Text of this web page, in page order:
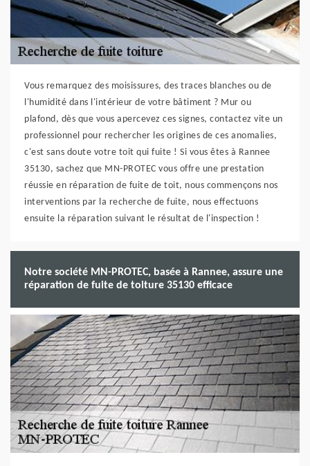
Vous remarquez des moisissures, des traces blanches ou de
l'humidité dans l'intérieur de votre bâtiment ? Mur ou
plafond, dès que vous apercevez ces signes, contactez vite un
professionnel pour rechercher les origines de ces anomalies,
c'est sans doute votre toit qui fuite ! Si vous êtes à Rannee
35130, sachez que MN-PROTEC vous offre une prestation
réussie en réparation de fuite de toit, nous commençons nos
interventions par la recherche de fuite, nous effectuons
ensuite la réparation suivant le résultat de l'inspection !
Notre société MN-PROTEC, basée à Rannee, assure une
réparation de fuite de toiture 35130 efficace